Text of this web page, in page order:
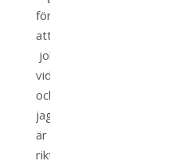
för
att
jobba
vidare
och
jag
är
riktigt